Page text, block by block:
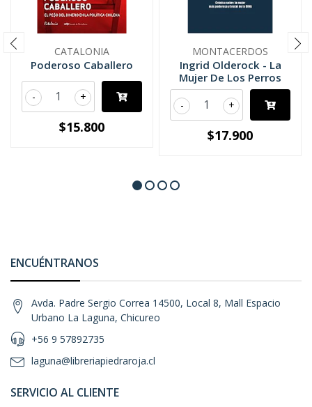
CATALONIA
Poderoso Caballero
+
-
$15.800
MONTACERDOS
Ingrid Olderock - La
Mujer De Los Perros
+
-
$17.900
ENCUÉNTRANOS
Avda. Padre Sergio Correa 14500, Local 8, Mall Espacio
Urbano La Laguna, Chicureo
+56 9 57892735
laguna@libreriapiedraroja.cl
SERVICIO AL CLIENTE